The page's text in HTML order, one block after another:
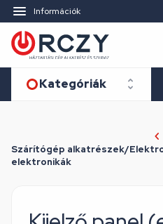
Információk
Kategóriák
Szárítógép alkatrészek/
elektronikák